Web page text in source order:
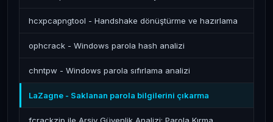
hcxpcapngtool - Handshake dönüştürme ve hazırlama
ophcrack - Windows parola hash analizi
chntpw - Windows parola sıfırlama analizi
LaZagne - Saklanan parola bilgilerini çıkarma